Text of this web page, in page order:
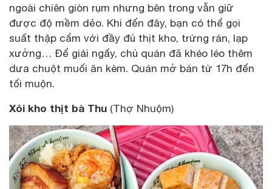
ngoài chiên giòn rụm nhưng bên trong vẫn giữ
được độ mềm dẻo. Khi đến đây, bạn có thể gọi
suất thập cẩm với đầy đủ thịt kho, trứng rán, lạp
xưởng… Để giải ngấy, chủ quán đã khéo léo thêm
dưa chuột muối ăn kèm. Quán mở bán từ 17h đến
tối muộn.
Xôi kho thịt bà Thu (Thợ Nhuộm)